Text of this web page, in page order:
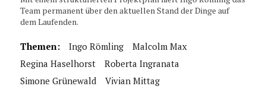
Team permanent über den aktuellen Stand der Dinge auf
dem Laufenden.
Themen: Ingo Römling
Malcolm Max
Regina Haselhorst
Roberta Ingranata
Simone Grünewald
Vivian Mittag